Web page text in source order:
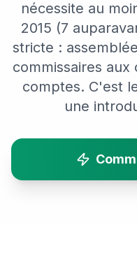
nécessite au
2015 (7
stricte :
commissaires
comptes. C'est
une